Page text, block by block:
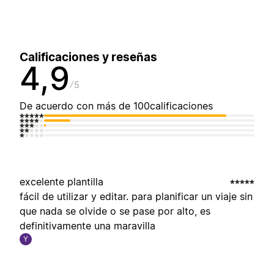
Calificaciones y reseñas
4,9 5
De acuerdo con más de 100calificaciones
excelente plantilla
fácil de utilizar y editar. para planificar un viaje sin
que nada se olvide o se pase por alto, es
definitivamente una maravilla
Y